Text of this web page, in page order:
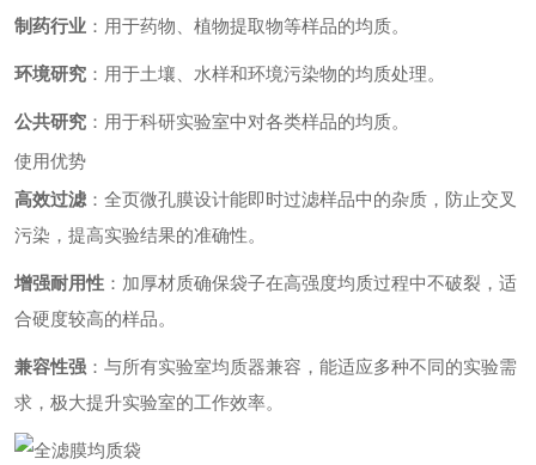
制药行业 ：用于药物、植物提取物等样品的均质。
环境研究 ：用于土壤、水样和环境污染物的均质处理。
公共研究 ：用于科研实验室中对各类样品的均质。
使用优势
高效过滤 ：全页微孔膜设计能即时过滤样品中的杂质，防止交叉
污染，提高实验结果的准确性。
增强耐用性 ：加厚材质确保袋子在高强度均质过程中不破裂，适
合硬度较高的样品。
兼容性强 ：与所有实验室均质器兼容，能适应多种不同的实验需
求，极大提升实验室的工作效率。